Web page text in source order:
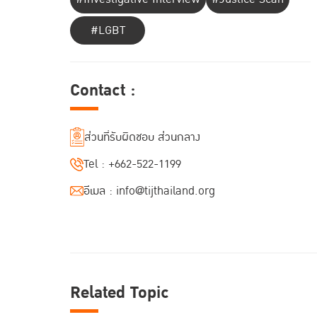
#LGBT
Contact :
ส่วนที่รับผิดชอบ ส่วนกลาง
Tel : +662-522-1199
อีเมล : info@tijthailand.org
Related Topic